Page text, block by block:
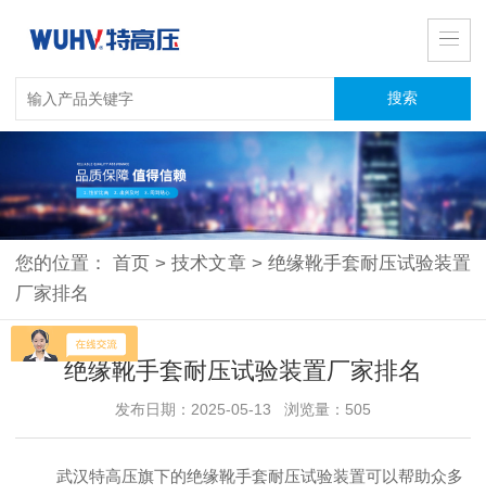
您的位置：首页 > 技术文章 > 绝缘靴手套耐压试验装置
厂家排名
绝缘靴手套耐压试验装置厂家排名
发布日期：2025-05-13 浏览量：505
武汉特高压旗下的绝缘靴手套耐压试验装置可以帮助众多